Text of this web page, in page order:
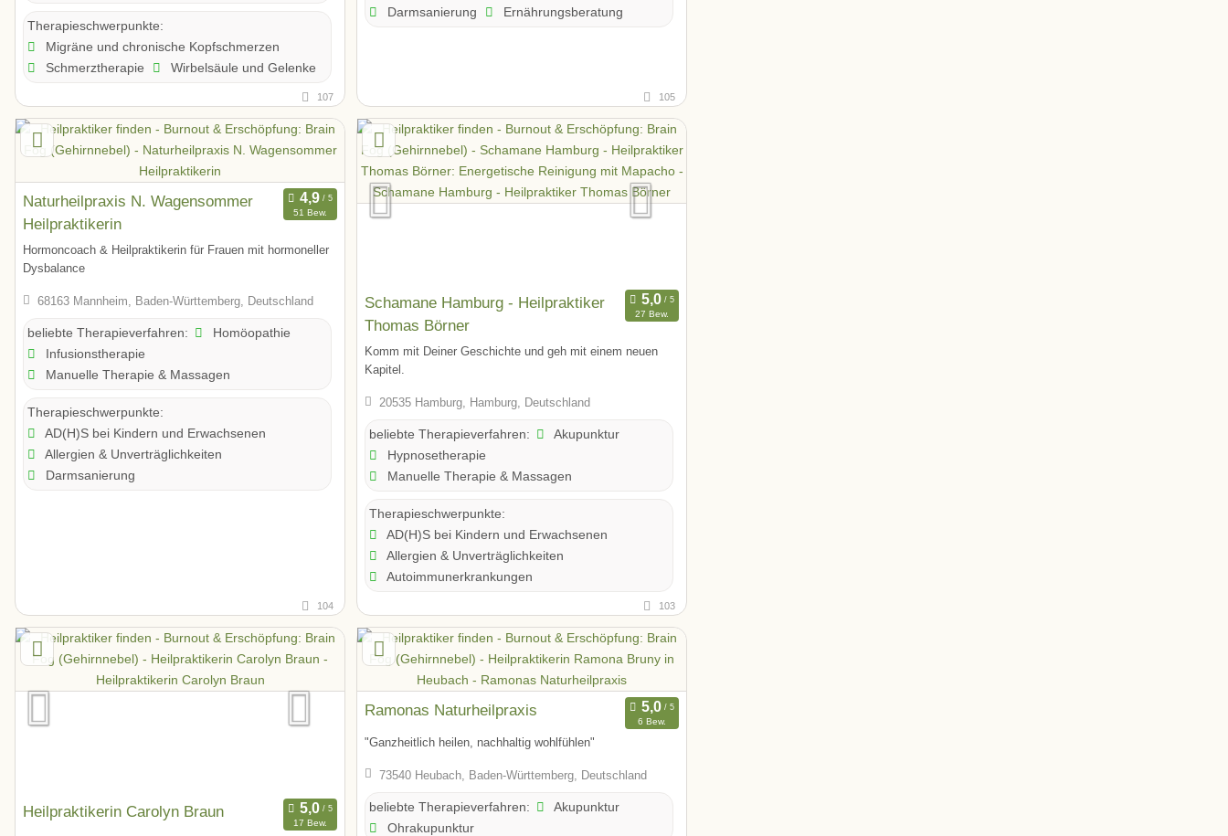
Therapieschwerpunkte:
Migräne und chronische Kopfschmerzen
Schmerztherapie
Wirbelsäule und Gelenke
107
Darmsanierung
Ernährungsberatung
105
Naturheilpraxis N. Wagensommer
Heilpraktikerin
51 Bew.
Hormoncoach & Heilpraktikerin für Frauen mit hormoneller
Dysbalance
68163 Mannheim, Baden-Württemberg, Deutschland
beliebte Therapieverfahren:
Homöopathie
Infusionstherapie
Manuelle Therapie & Massagen
Therapieschwerpunkte:
AD(H)S bei Kindern und Erwachsenen
Allergien & Unverträglichkeiten
Darmsanierung
104
Schamane Hamburg - Heilpraktiker
Thomas Börner
27 Bew.
Komm mit Deiner Geschichte und geh mit einem neuen
Kapitel.
20535 Hamburg, Hamburg, Deutschland
beliebte Therapieverfahren:
Akupunktur
Hypnosetherapie
Manuelle Therapie & Massagen
Therapieschwerpunkte:
AD(H)S bei Kindern und Erwachsenen
Allergien & Unverträglichkeiten
Autoimmunerkrankungen
103
Heilpraktikerin Carolyn Braun
17 Bew.
Ramonas Naturheilpraxis
6 Bew.
"Ganzheitlich heilen, nachhaltig wohlfühlen"
73540 Heubach, Baden-Württemberg, Deutschland
beliebte Therapieverfahren:
Akupunktur
Ohrakupunktur